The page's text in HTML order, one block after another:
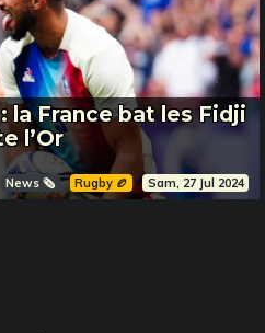
la France bat les Fidji
l’Or
News 🗞️ Rugby 🏉 Sam, 27 Jul 2024